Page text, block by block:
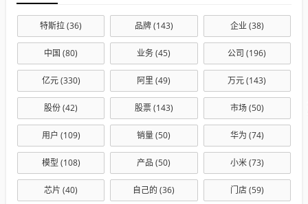
特斯拉(36) 品牌(143) 企业(38)
中国 (80) 业务(45) 公司 (196)
亿元(330) 阿里 (49) 万元(143)
股份(42) 股票(143) 市场(50)
用户 (109) 销量(50) 华为 (74)
模型 (108) 产品 (50) 小米(73)
芯片 (40) 自己的 (36) 门店(59)